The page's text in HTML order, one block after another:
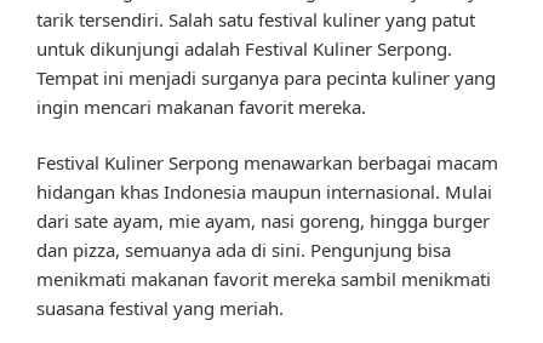
tarik tersendiri. Salah satu festival kuliner yang patut
untuk dikunjungi adalah Festival Kuliner Serpong.
Tempat ini menjadi surganya para pecinta kuliner yang
ingin mencari makanan favorit mereka.
Festival Kuliner Serpong menawarkan berbagai macam
hidangan khas Indonesia maupun internasional. Mulai
dari sate ayam, mie ayam, nasi goreng, hingga burger
dan pizza, semuanya ada di sini. Pengunjung bisa
menikmati makanan favorit mereka sambil menikmati
suasana festival yang meriah.